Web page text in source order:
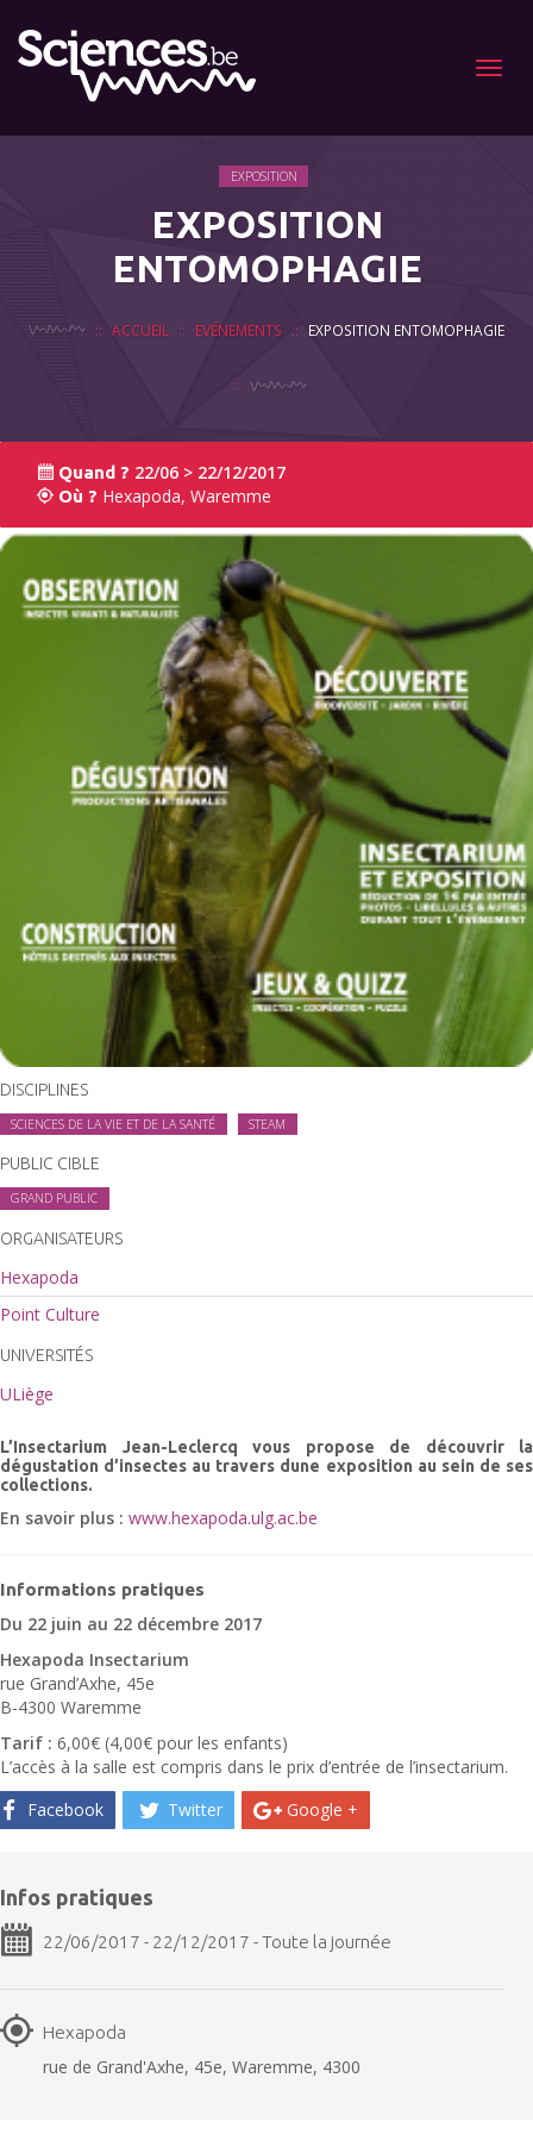
Menu
EXPOSITION
EXPOSITION
ENTOMOPHAGIE
ACCUEIL EVÉNEMENTS EXPOSITION ENTOMOPHAGIE
Quand ? 22/06 > 22/12/2017
Où ? Hexapoda, Waremme
DISCIPLINES
SCIENCES DE LA VIE ET DE LA SANTÉ STEAM
PUBLIC CIBLE
GRAND PUBLIC
ORGANISATEURS
Hexapoda
Point Culture
UNIVERSITÉS
ULiège
L’Insectarium Jean-Leclercq vous propose de découvrir la
dégustation d’insectes au travers dune exposition au sein de ses
collections.
En savoir plus : www.hexapoda.ulg.ac.be
Informations pratiques
Du 22 juin au 22 décembre 2017
Hexapoda Insectarium
rue Grand’Axhe, 45e
B-4300 Waremme
Tarif : 6,00€ (4,00€ pour les enfants)
L’accès à la salle est compris dans le prix d’entrée de l’insectarium.
Facebook
Twitter Google +
Infos pratiques
22/06/2017 - 22/12/2017 - Toute la journée
Hexapoda
rue de Grand'Axhe, 45e, Waremme, 4300